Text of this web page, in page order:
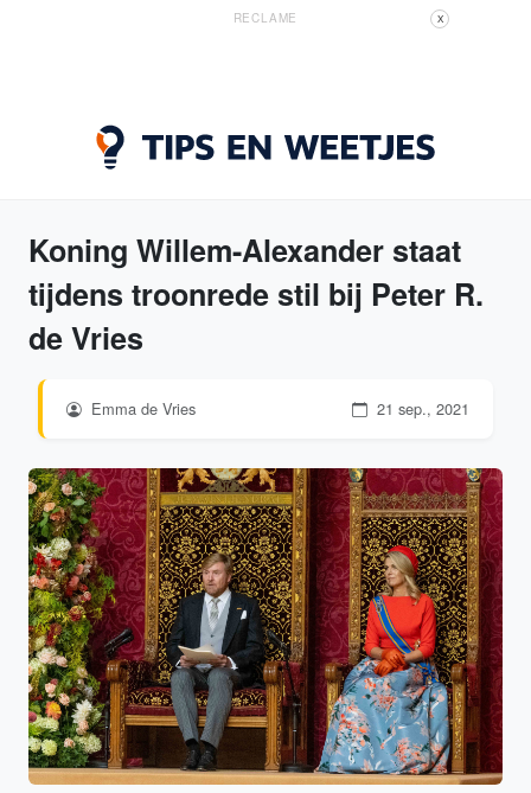
RECLAME X
Koning Willem-Alexander staat
tijdens troonrede stil bij Peter R.
de Vries
Emma de Vries 21 sep., 2021